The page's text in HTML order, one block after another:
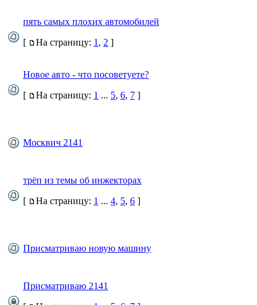
пять самых плохих автомобилей
[
На страницу: 1 , 2 ]
Новое авто - что посоветуете?
[
На страницу: 1 ... 5, 6, 7 ]
Москвич 2141
трёп из темы об инжекторах
[
На страницу: 1 ... 4, 5, 6 ]
Присматриваю новую машину
Присматриваю 2141